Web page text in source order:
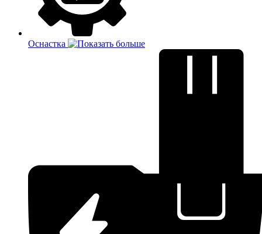
Оснастка